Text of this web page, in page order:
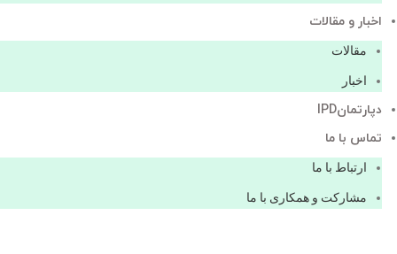
اخبار و مقالات
مقالات
اخبار
دپارتمانIPD
تماس با ما
ارتباط با ما
مشاركت و همكاری با ما